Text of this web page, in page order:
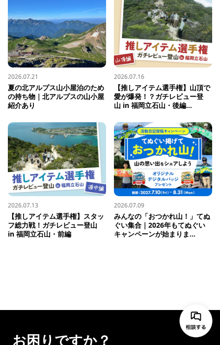
2026.07.21
夏の北アルプス山小屋泊のため
の持ち物｜北アルプスの山小屋
紹介あり
2026.07.16
【推しアイテム選手権】山頂で
愛が爆発！？ガチレビュー登
山 in 福岡立石山・後編...
2026.07.13
【推しアイテム選手権】スタッ
フ総力戦！ガチレビュー登山
in 福岡立石山・前編
2026.07.09
みんなの「おつかれ山！」てぬ
ぐい集合｜2026年もてぬぐい
キャンペーンが始まりま...
お困りですか？